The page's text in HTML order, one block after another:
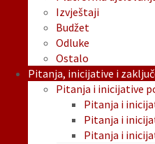
Izvještaji
Budžet
Odluke
Ostalo
Pitanja, inicijative i
Pitanja i inicijative
Pitanja i
Pitanja i
Pitanja i